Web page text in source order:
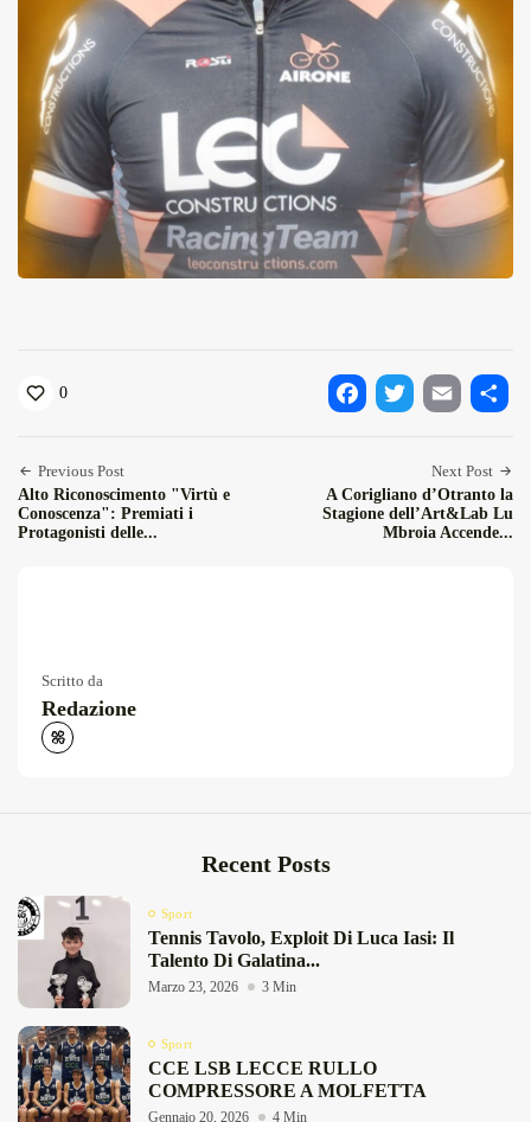
0
Previous Post
Alto Riconoscimento "Virtù e
Conoscenza": Premiati i
Protagonisti delle...
Next Post
A Corigliano d’Otranto la
Stagione dell’Art&Lab Lu
Mbroia Accende...
Scritto da
Redazione
Recent Posts
Sport
Tennis Tavolo, Exploit Di Luca Iasi: Il
Talento Di Galatina...
Marzo 23, 2026 3 Min
Sport
CCE LSB LECCE RULLO
COMPRESSORE A MOLFETTA
Gennaio 20, 2026 4 Min